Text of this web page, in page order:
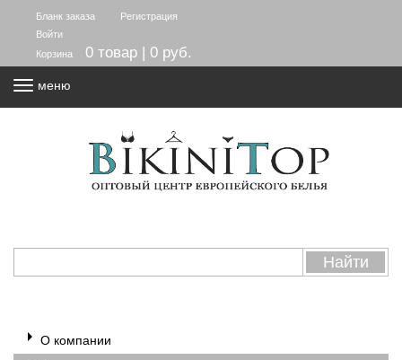
Бланк заказа
Регистрация
Войти
Корзина
0 товар | 0 руб.
меню
О компании